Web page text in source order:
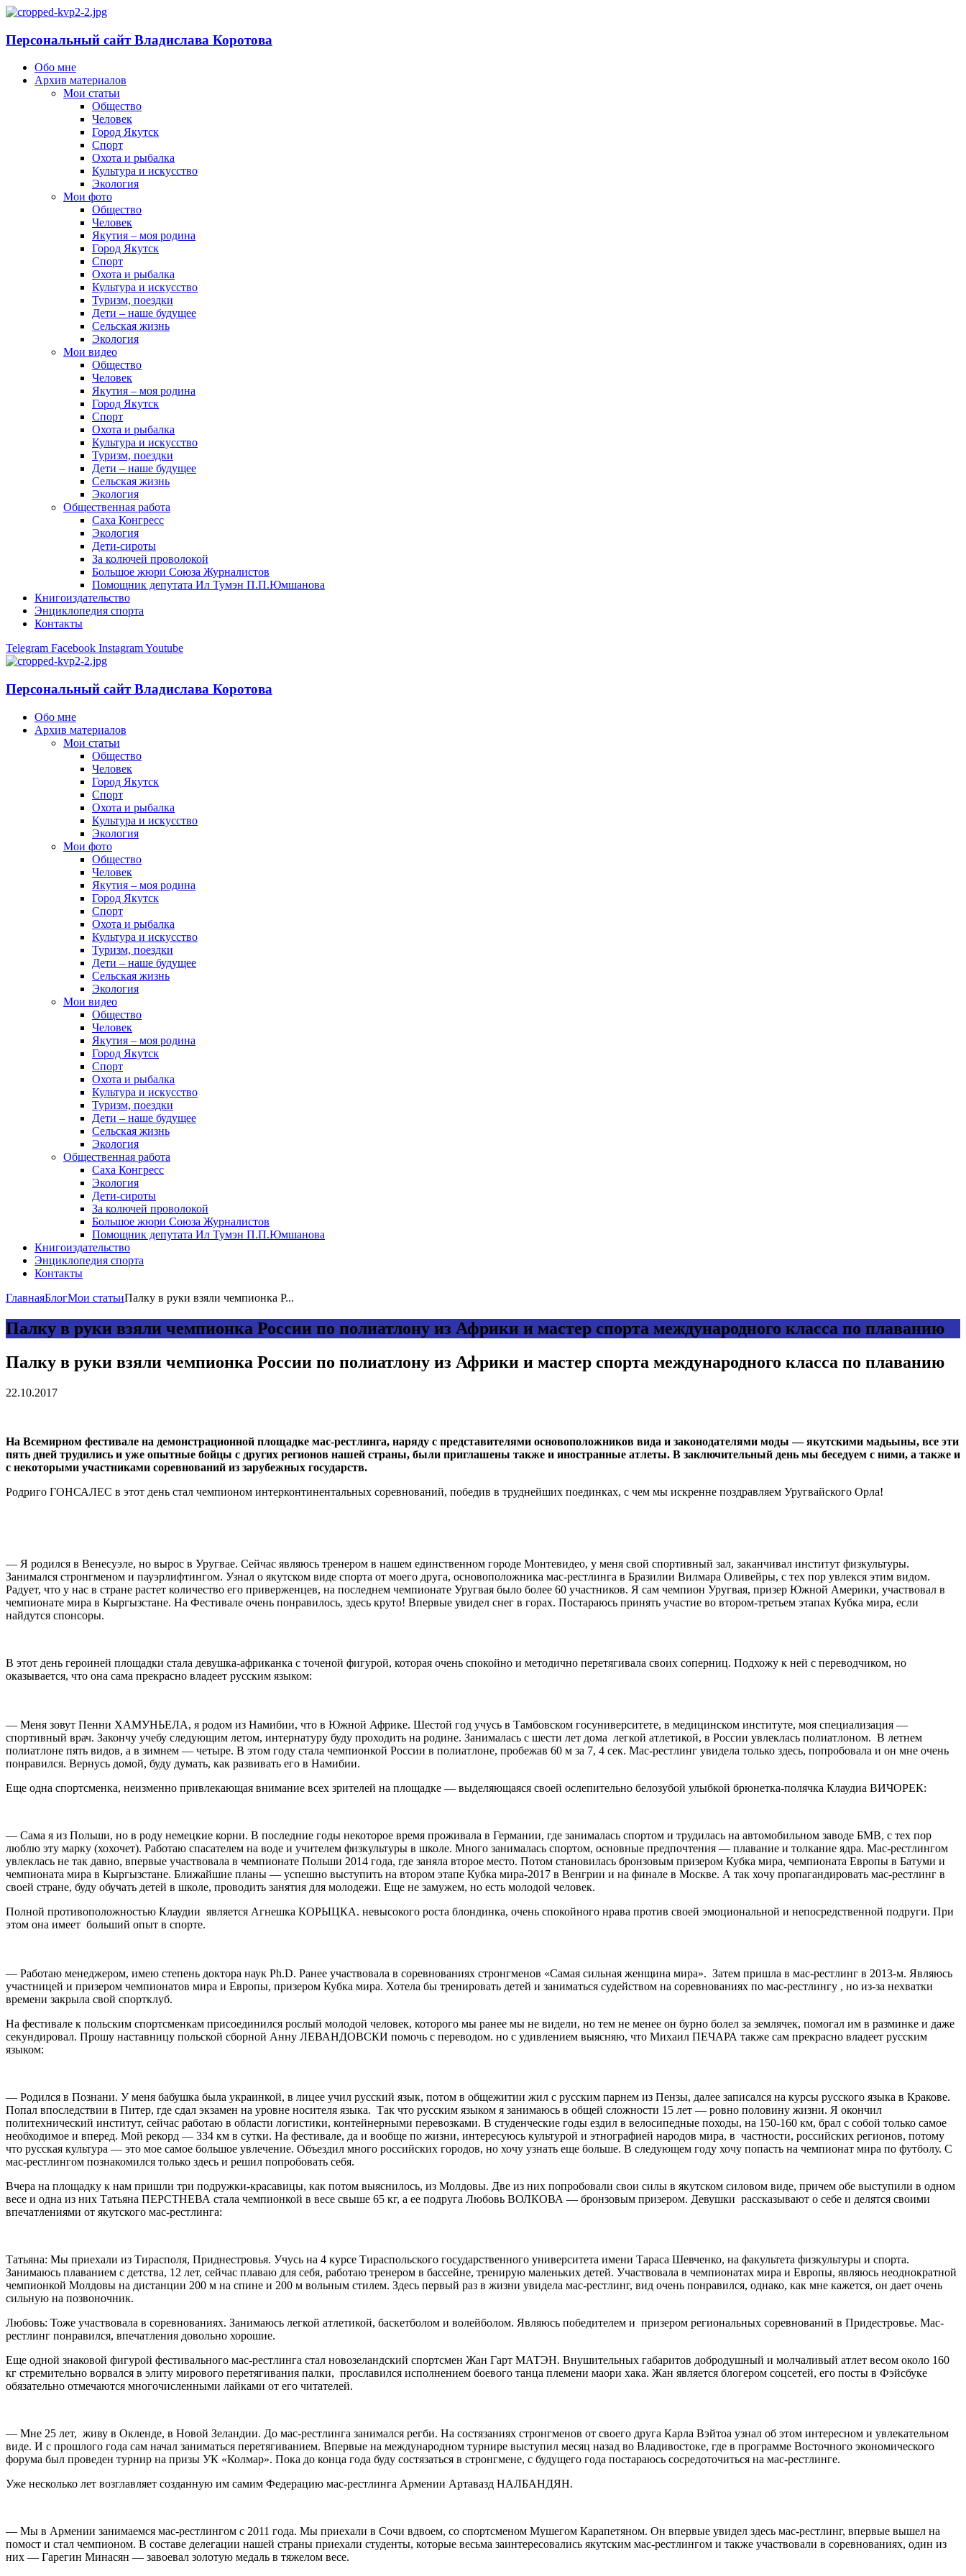
Персональный сайт Владислава Коротова
Обо мне
Архив материалов
Мои статьи
Общество
Человек
Город Якутск
Спорт
Охота и рыбалка
Культура и искусство
Экология
Мои фото
Общество
Человек
Якутия – моя родина
Город Якутск
Спорт
Охота и рыбалка
Культура и искусство
Туризм, поездки
Дети – наше будущее
Сельская жизнь
Экология
Мои видео
Общество
Человек
Якутия – моя родина
Город Якутск
Спорт
Охота и рыбалка
Культура и искусство
Туризм, поездки
Дети – наше будущее
Сельская жизнь
Экология
Общественная работа
Саха Конгресс
Экология
Дети-сироты
За колючей проволокой
Большое жюри Союза Журналистов
Помощник депутата Ил Тумэн П.П.Юмшанова
Книгоиздательство
Энциклопедия спорта
Контакты
Telegram Facebook InstagramYoutube
Персональный сайт Владислава Коротова
Обо мне
Архив материалов
Мои статьи
Общество
Человек
Город Якутск
Спорт
Охота и рыбалка
Культура и искусство
Экология
Мои фото
Общество
Человек
Якутия – моя родина
Город Якутск
Спорт
Охота и рыбалка
Культура и искусство
Туризм, поездки
Дети – наше будущее
Сельская жизнь
Экология
Мои видео
Общество
Человек
Якутия – моя родина
Город Якутск
Спорт
Охота и рыбалка
Культура и искусство
Туризм, поездки
Дети – наше будущее
Сельская жизнь
Экология
Общественная работа
Саха Конгресс
Экология
Дети-сироты
За колючей проволокой
Большое жюри Союза Журналистов
Помощник депутата Ил Тумэн П.П.Юмшанова
Книгоиздательство
Энциклопедия спорта
Контакты
ГлавнаяБлогМои статьиПалку в руки взяли чемпионка Р...
Палку в руки взяли чемпионка России по полиатлону из Африки и мастер спорта международного класса по плаванию
Палку в руки взяли чемпионка России по полиатлону из Африки и мастер спорта международного класса по плаванию
22.10.2017
На Всемирном фестивале на демонстрационной площадке мас-рестлинга, наряду с представителями основоположников вида и законодателями моды — якутскими мадьыны, все эти
пять дней трудились и уже опытные бойцы с других регионов нашей страны, были приглашены также и иностранные атлеты. В заключительный день мы беседуем с ними, а также и
с некоторыми участниками соревнований из зарубежных государств.
Родриго ГОНСАЛЕС в этот день стал чемпионом интерконтинентальных соревнований, победив в труднейших поединках, с чем мы искренне поздравляем Уругвайского Орла!
— Я родился в Венесуэле, но вырос в Уругвае. Сейчас являюсь тренером в нашем единственном городе Монтевидео, у меня свой спортивный зал, заканчивал институт физкультуры.
Занимался стронгменом и пауэрлифтингом. Узнал о якутском виде спорта от моего друга, основоположника мас-рестлинга в Бразилии Вилмара Оливейры, с тех пор увлекся этим видом.
Радует, что у нас в стране растет количество его приверженцев, на последнем чемпионате Уругвая было более 60 участников. Я сам чемпион Уругвая, призер Южной Америки, участвовал в
чемпионате мира в Кыргызстане. На Фестивале очень понравилось, здесь круто! Впервые увидел снег в горах. Постараюсь принять участие во втором-третьем этапах Кубка мира, если
найдутся спонсоры.
В этот день героиней площадки стала девушка-африканка с точеной фигурой, которая очень спокойно и методично перетягивала своих соперниц. Подхожу к ней с переводчиком, но
оказывается, что она сама прекрасно владеет русским языком:
— Меня зовут Пенни ХАМУНЬЕЛА, я родом из Намибии, что в Южной Африке. Шестой год учусь в Тамбовском госуниверситете, в медицинском институте, моя специализация —
спортивный врач. Закончу учебу следующим летом, интернатуру буду проходить на родине. Занималась с шести лет дома легкой атлетикой, в России увлеклась полиатлоном. В летнем
полиатлоне пять видов, а в зимнем — четыре. В этом году стала чемпионкой России в полиатлоне, пробежав 60 м за 7, 4 сек. Мас-рестлинг увидела только здесь, попробовала и он мне очень
понравился. Вернусь домой, буду думать, как развивать его в Намибии.
Еще одна спортсменка, неизменно привлекающая внимание всех зрителей на площадке — выделяющаяся своей ослепительно белозубой улыбкой брюнетка-полячка Клаудиа ВИЧОРЕК:
— Сама я из Польши, но в роду немецкие корни. В последние годы некоторое время проживала в Германии, где занималась спортом и трудилась на автомобильном заводе БМВ, с тех пор
люблю эту марку (хохочет). Работаю спасателем на воде и учителем физкультуры в школе. Много занималась спортом, основные предпочтения — плавание и толкание ядра. Мас-рестлингом
увлеклась не так давно, впервые участвовала в чемпионате Польши 2014 года, где заняла второе место. Потом становилась бронзовым призером Кубка мира, чемпионата Европы в Батуми и
чемпионата мира в Кыргызстане. Ближайшие планы — успешно выступить на втором этапе Кубка мира-2017 в Венгрии и на финале в Москве. А так хочу пропагандировать мас-рестлинг в
своей стране, буду обучать детей в школе, проводить занятия для молодежи. Еще не замужем, но есть молодой человек.
Полной противоположностью Клаудии является Агнешка КОРЫЦКА. невысокого роста блондинка, очень спокойного нрава против своей эмоциональной и непосредственной подруги. При
этом она имеет больший опыт в спорте.
— Работаю менеджером, имею степень доктора наук Ph.D. Ранее участвовала в соревнованиях стронгменов «Самая сильная женщина мира». Затем пришла в мас-рестлинг в 2013-м. Являюсь
участницей и призером чемпионатов мира и Европы, призером Кубка мира. Хотела бы тренировать детей и заниматься судейством на соревнованиях по мас-рестлингу , но из-за нехватки
времени закрыла свой спортклуб.
На фестивале к польским спортсменкам присоединился рослый молодой человек, которого мы ранее мы не видели, но тем не менее он бурно болел за землячек, помогал им в разминке и даже
секундировал. Прошу наставницу польской сборной Анну ЛЕВАНДОВСКИ помочь с переводом. но с удивлением выясняю, что Михаил ПЕЧАРА также сам прекрасно владеет русским
языком:
— Родился в Познани. У меня бабушка была украинкой, в лицее учил русский язык, потом в общежитии жил с русским парнем из Пензы, далее записался на курсы русского языка в Кракове.
Попал впоследствии в Питер, где сдал экзамен на уровне носителя языка. Так что русским языком я занимаюсь в общей сложности 15 лет — ровно половину жизни. Я окончил
политехнический институт, сейчас работаю в области логистики, контейнерными перевозками. В студенческие годы ездил в велосипедные походы, на 150-160 км, брал с собой только самое
необходимое и вперед. Мой рекорд — 334 км в сутки. На фестивале, да и вообще по жизни, интересуюсь культурой и этнографией народов мира, в частности, российских регионов, потому
что русская культура — это мое самое большое увлечение. Объездил много российских городов, но хочу узнать еще больше. В следующем году хочу попасть на чемпионат мира по футболу. С
мас-рестлингом познакомился только здесь и решил попробовать себя.
Вчера на площадку к нам пришли три подружки-красавицы, как потом выяснилось, из Молдовы. Две из них попробовали свои силы в якутском силовом виде, причем обе выступили в одном
весе и одна из них Татьяна ПЕРСТНЕВА стала чемпионкой в весе свыше 65 кг, а ее подруга Любовь ВОЛКОВА — бронзовым призером. Девушки рассказывают о себе и делятся своими
впечатлениями от якутского мас-рестлинга:
Татьяна: Мы приехали из Тирасполя, Приднестровья. Учусь на 4 курсе Тираспольского государственного университета имени Тараса Шевченко, на факультета физкультуры и спорта.
Занимаюсь плаванием с детства, 12 лет, сейчас плаваю для себя, работаю тренером в бассейне, тренирую маленьких детей. Участвовала в чемпионатах мира и Европы, являюсь неоднократной
чемпионкой Молдовы на дистанции 200 м на спине и 200 м вольным стилем. Здесь первый раз в жизни увидела мас-рестлинг, вид очень понравился, однако, как мне кажется, он дает очень
сильную на позвоночник.
Любовь: Тоже участвовала в соревнованиях. Занимаюсь легкой атлетикой, баскетболом и волейболом. Являюсь победителем и призером региональных соревнований в Придестровье. Мас-
рестлинг понравился, впечатления довольно хорошие.
Еще одной знаковой фигурой фестивального мас-рестлинга стал новозеландский спортсмен Жан Гарт МАТЭН. Внушительных габаритов добродушный и молчаливый атлет весом около 160
кг стремительно ворвался в элиту мирового перетягивания палки, прославился исполнением боевого танца племени маори хака. Жан является блогером соцсетей, его посты в Фэйсбуке
обязательно отмечаются многочисленными лайками от его читателей.
— Мне 25 лет, живу в Окленде, в Новой Зеландии. До мас-рестлинга занимался регби. На состязаниях стронгменов от своего друга Карла Вэйтоа узнал об этом интересном и увлекательном
виде. И с прошлого года сам начал заниматься перетягиванием. Впервые на международном турнире выступил месяц назад во Владивостоке, где в программе Восточного экономического
форума был проведен турнир на призы УК «Колмар». Пока до конца года буду состязаться в стронгмене, с будущего года постараюсь сосредоточиться на мас-рестлинге.
Уже несколько лет возглавляет созданную им самим Федерацию мас-рестлинга Армении Артавазд НАЛБАНДЯН.
— Мы в Армении занимаемся мас-рестлингом с 2011 года. Мы приехали в Сочи вдвоем, со спортсменом Мушегом Карапетяном. Он впервые увидел здесь мас-рестлинг, впервые вышел на
помост и стал чемпионом. В составе делегации нашей страны приехали студенты, которые весьма заинтересовались якутским мас-рестлингом и также участвовали в соревнованиях, один из
них — Гарегин Минасян — завоевал золотую медаль в тяжелом весе.